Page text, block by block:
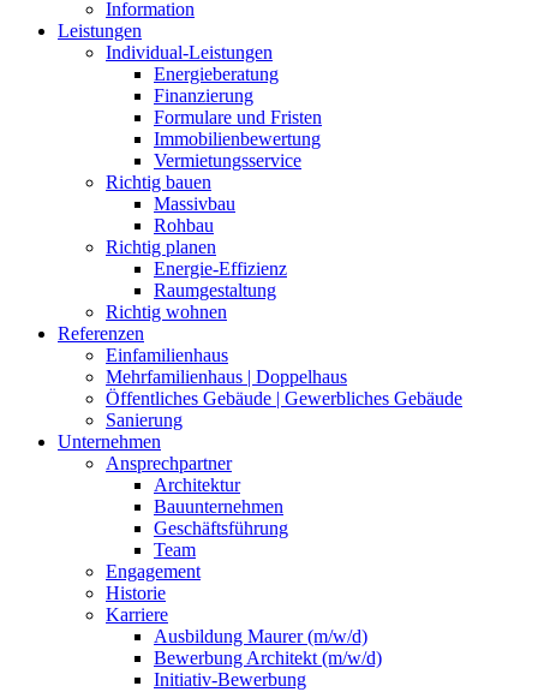
Information
Leistungen
Individual-Leistungen
Energieberatung
Finanzierung
Formulare und Fristen
Immobilienbewertung
Vermietungsservice
Richtig bauen
Massivbau
Rohbau
Richtig planen
Energie-Effizienz
Raumgestaltung
Richtig wohnen
Referenzen
Einfamilienhaus
Mehrfamilienhaus | Doppelhaus
Öffentliches Gebäude | Gewerbliches Gebäude
Sanierung
Unternehmen
Ansprechpartner
Architektur
Bauunternehmen
Geschäftsführung
Team
Engagement
Historie
Karriere
Ausbildung Maurer (m/w/d)
Bewerbung Architekt (m/w/d)
Initiativ-Bewerbung